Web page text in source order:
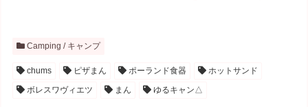
Camping / キャンプ
chums ピザまん ポーランド食器
ホットサンド
ボレスワヴィエツ
まん ゆるキャン△